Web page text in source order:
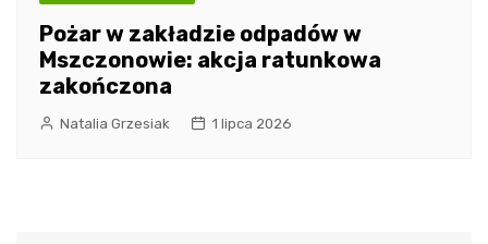
Pożar w zakładzie odpadów w
Mszczonowie: akcja ratunkowa
zakończona
Natalia Grzesiak 1 lipca 2026